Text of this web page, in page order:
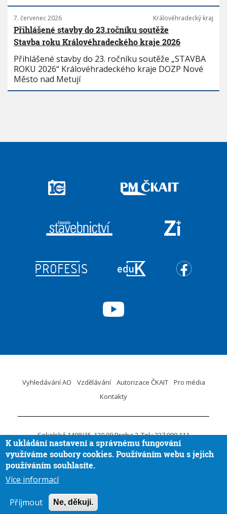
7. červenec 2026 Královéhradecký kraj
Přihlášené stavby do 23.ročníku soutěže
Stavba roku Královéhradeckého kraje 2026
Přihlášené stavby do 23. ročníku soutěže „STAVBA
ROKU 2026“ Královéhradeckého kraje DOZP Nové
Město nad Metují
Vyhledávání AO Vzdělávání Autorizace ČKAIT
Pro média
Kontakty
Sokolská 1498/15 120 00 Praha 2 Tel.: 227 090 111
ID DS:krvaigt E-mail.:ckait@ckait.cz Ochrana osobních údajů
Oznámení porušení práva EU
VytvořilaAira GROUP
K ukládání nastavení a správnému fungování
využíváme soubory cookies. Používáním webu s jejich
používáním souhlasíte.
Více informací
Příjmout Ne, děkuji.